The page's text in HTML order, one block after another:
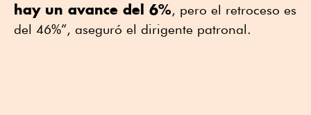
hay un avance del 6%, pero el retroceso es
del 46%”, aseguró el dirigente patronal.